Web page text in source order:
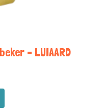
– LUIAARD